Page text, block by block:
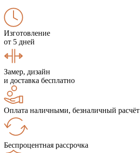
Изготовление
от 5 дней
Замер, дизайн
и доставка бесплатно
Оплата наличными, безналичный расчёт
Беспроцентная рассрочка